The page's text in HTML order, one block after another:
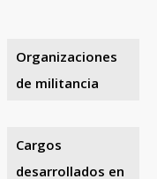
Organizaciones
de militancia
Cargos
desarrollados en